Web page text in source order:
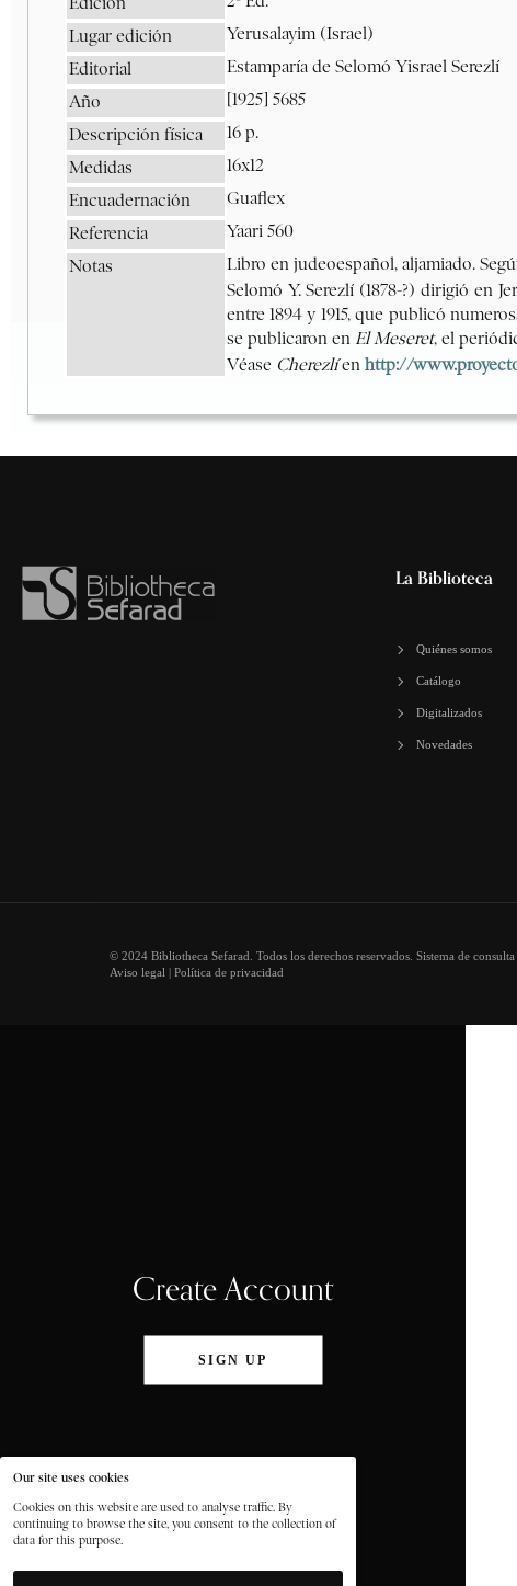
La Biblioteca
Quiénes somos
Catálogo
Digitalizados
Novedades
© 2024 Bibliotheca Sefarad. Todos los derechos reservados. Sistema de consulta
Aviso legal | Política de privacidad
Our site uses cookies
Cookies on this website are used to analyse traffic. By
continuing to browse the site, you consent to the collection of
data for this purpose.
Create Account
SIGN UP